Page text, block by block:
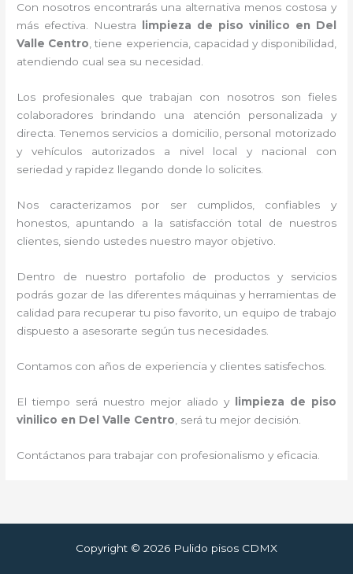
Con nosotros encontrarás una alternativa menos costosa y
más efectiva. Nuestra
limpieza de piso vinilico en Del
Valle Centro, tiene experiencia, capacidad y disponibilidad,
atendiendo cual sea su necesidad.
Los profesionales que trabajan con nosotros son fieles
colaboradores brindando una atención personalizada y
directa.Tenemos servicios a domicilio, personal motorizado
y vehículos autorizados a nivel local y nacional con
seriedad y rapidez llegando donde lo solicites.
Nos caracterizamos por ser cumplidos, confiables y
honestos, apuntando a la satisfacción total de nuestros
clientes, siendo ustedes nuestro mayor objetivo.
Dentro de nuestro portafolio de productos y servicios
podrás gozar de las diferentes máquinas y herramientas de
calidad para recuperar tu piso favorito, un equipo de trabajo
dispuesto a asesorarte según tus necesidades.
Contamos con años de experiencia y clientes satisfechos.
El tiempo será nuestro mejor aliado y
limpieza de piso
vinilico en Del Valle Centro , será tu mejor decisión.
Contáctanos para trabajar con profesionalismo y eficacia.
Copyright © 2026 Pulido pisos CDMX